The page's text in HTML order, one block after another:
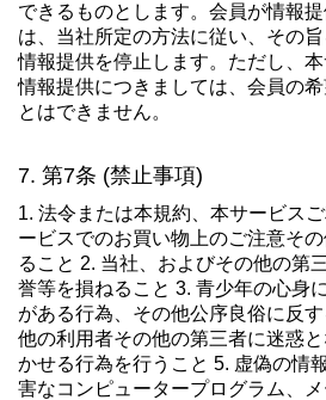
できるものとします。会員が情報
は、当社所定の方法に従い、その旨
情報提供を停止します。ただし、
情報提供につきましては、会員の
とはできません。
第7条 (禁止事項)
1. 法令または本規約、本サービス
ービスでのお買い物上のご注意そ
ること 2. 当社、およびその他の第
誉等を損ねること 3. 青少年の心身
がある行為、その他公序良俗に反
他の利用者その他の第三者に迷惑
かせる行為を行うこと 5. 虚偽の情
害なコンピュータープログラム、